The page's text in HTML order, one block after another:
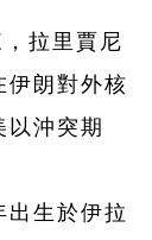
拉里賈尼
伊朗對外核
沖突期
出生於伊拉